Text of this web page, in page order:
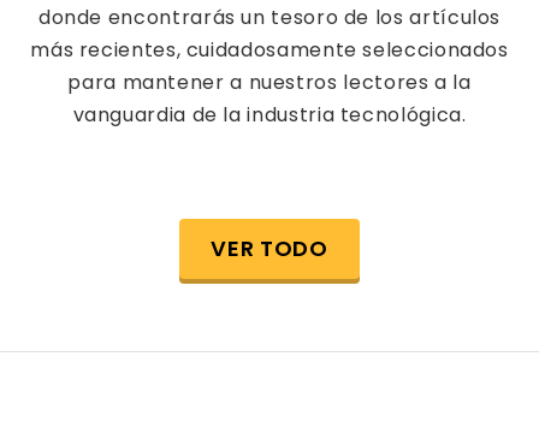
donde encontrarás un tesoro de los artículos
más recientes, cuidadosamente seleccionados
para mantener a nuestros lectores a la
vanguardia de la industria tecnológica.
VER TODO